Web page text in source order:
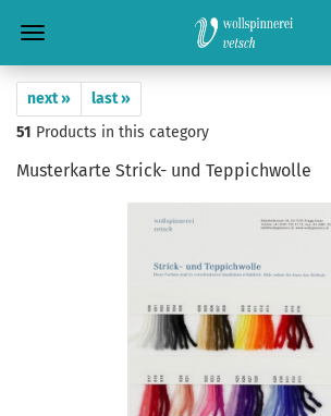
next »
last »
51 Products in this category
Musterkarte Strick- und Teppichwolle